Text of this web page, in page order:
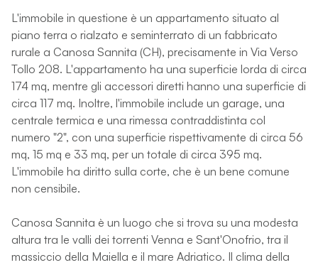
L'immobile in questione è un appartamento situato al
piano terra o rialzato e seminterrato di un fabbricato
rurale a Canosa Sannita (CH), precisamente in Via Verso
Tollo 208. L'appartamento ha una superficie lorda di circa
174 mq, mentre gli accessori diretti hanno una superficie di
circa 117 mq. Inoltre, l'immobile include un garage, una
centrale termica e una rimessa contraddistinta col
numero "2", con una superficie rispettivamente di circa 56
mq, 15 mq e 33 mq, per un totale di circa 395 mq.
L'immobile ha diritto sulla corte, che è un bene comune
non censibile.
Canosa Sannita è un luogo che si trova su una modesta
altura tra le valli dei torrenti Venna e Sant'Onofrio, tra il
massiccio della Maiella e il mare Adriatico. Il clima della